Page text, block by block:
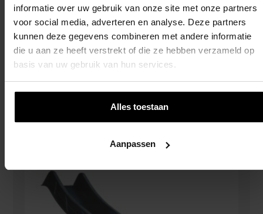
informatie over uw gebruik van onze site met onze partners
voor social media, adverteren en analyse. Deze partners
kunnen deze gegevens combineren met andere informatie
die u aan ze heeft verstrekt of die ze hebben verzameld op
basis van uw gebruik van hun services.
Alles toestaan
Aanpassen
Glijbaan Met Golf 300 Cm – H1500 Rood
€89,00
Toevoegen Aan Winkelwagen